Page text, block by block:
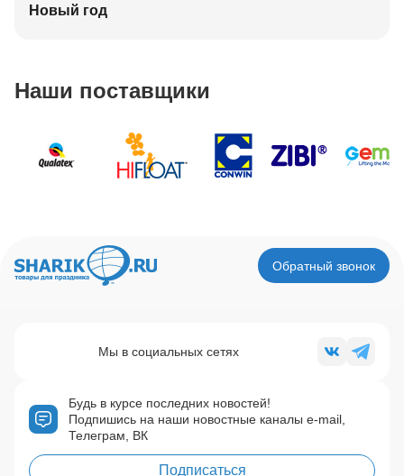
Новый год
Наши поставщики
Обратный звонок
Будь в курсе последних новостей!
Подпишись на наши новостные каналы e-mail,
Телеграм, ВК
Подписаться
Мы в социальных сетях